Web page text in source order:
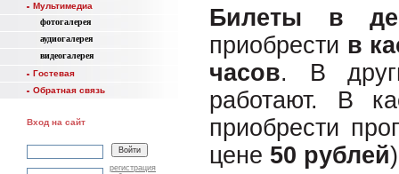
Мультимедиа
фотогалерея
аудиогалерея
видеогалерея
Гостевая
Обратная связь
Вход на сайт
регистрация
Билеты в
приобрести в
часов. В
работают. В
приобрести
цене 50 рублей